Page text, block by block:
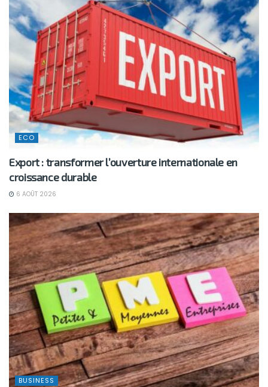
ECO
Export : transformer l’ouverture internationale en
croissance durable
6 AOÛT 2026
BUSINESS